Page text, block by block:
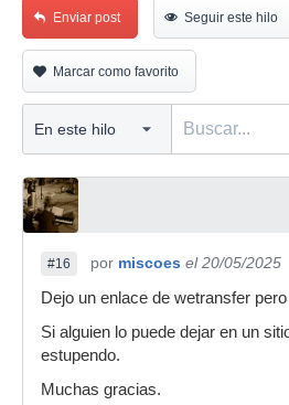
Enviar post Seguir este hilo
Marcar como favorito
#16 por miscoes el 20/05/2025
Dejo un enlace de wetransfer
Si alguien lo puede dejar en un
estupendo.
Muchas gracias.